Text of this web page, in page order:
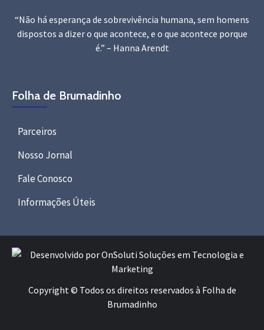
“Não há esperança de sobrevivência humana, sem homens
dispostos a dizer o que acontece, e o que acontece porque
é.” – Hanna Arendt
Folha de Brumadinho
Parceiros
Nosso Jornal
Fale Conosco
Informações Úteis
Copyright © Todos os direitos reservados à Folha de
Brumadinho